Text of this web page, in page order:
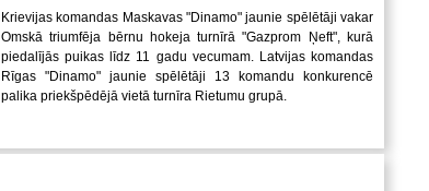
Krievijas komandas Maskavas "Dinamo" jaunie spēlētāji vakar
Omskā triumfēja bērnu hokeja turnīrā "Gazprom Ņeft", kurā
piedalījās puikas līdz 11 gadu vecumam. Latvijas komandas
Rīgas "Dinamo" jaunie spēlētāji 13 komandu konkurencē
palika priekšpēdējā vietā turnīra Rietumu grupā.